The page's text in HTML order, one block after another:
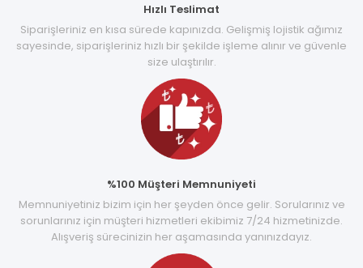
Hızlı Teslimat
Siparişleriniz en kısa sürede kapınızda. Gelişmiş lojistik ağımız
sayesinde, siparişleriniz hızlı bir şekilde işleme alınır ve güvenle
size ulaştırılır.
%100 Müşteri Memnuniyeti
Memnuniyetiniz bizim için her şeyden önce gelir. Sorularınız ve
sorunlarınız için müşteri hizmetleri ekibimiz 7/24 hizmetinizde.
Alışveriş sürecinizin her aşamasında yanınızdayız.